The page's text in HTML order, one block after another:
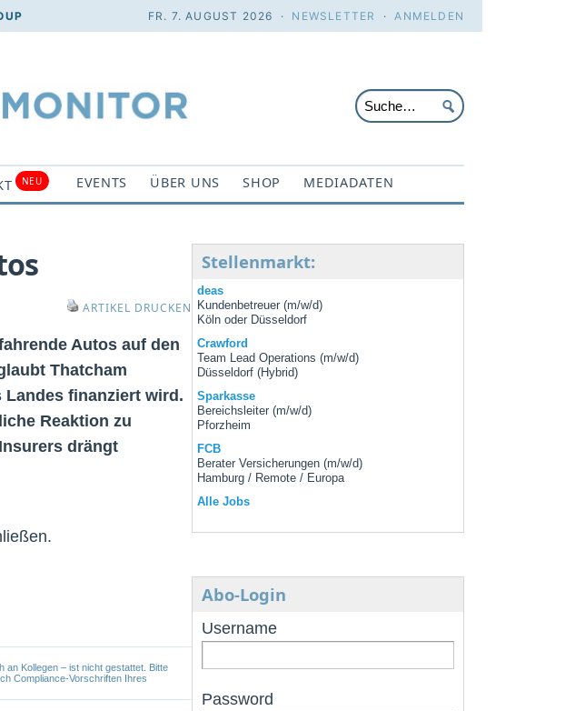
FR. 7. AUGUST 2026 · NEWSLETTER ·ANMELDEN
NEU EVENTS ÜBER UNS SHOP MEDIADATEN
ARTIKEL DRUCKEN
Autos auf den
Thatcham
finanziert wird.
Reaktion zu
drängt
an Kollegen – ist nicht gestattet. Bitte
Compliance-Vorschriften Ihres
Stellenmarkt:
deas
Kundenbetreuer (m/w/d)
Köln oder Düsseldorf
Crawford
Team Lead Operations (m/w/d)
Düsseldorf (Hybrid)
Sparkasse
Bereichsleiter (m/w/d)
Pforzheim
FCB
Berater Versicherungen (m/w/d)
Hamburg / Remote / Europa
Alle Jobs
Abo-Login
Username
Password